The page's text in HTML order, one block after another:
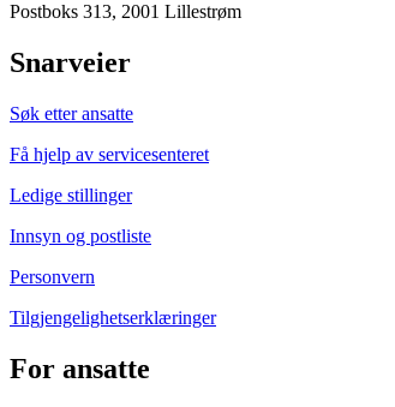
Postboks 313, 2001 Lillestrøm
Snarveier
Søk etter ansatte
Få hjelp av servicesenteret
Ledige stillinger
Innsyn og postliste
Personvern
Tilgjengelighetserklæringer
For ansatte